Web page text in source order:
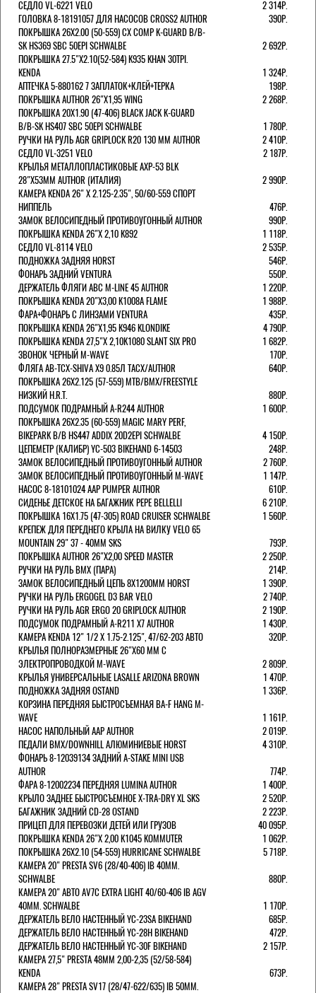
СЕДЛО VL-6221 VELO
2 314Р.
ГОЛОВКА 8-18191057 ДЛЯ НАСОСОВ CROSS2 AUTHOR
390Р.
ПОКРЫШКА 26X2.00 (50-559) CX COMP K-GUARD B/B-
SK HS369 SBC 50EPI SCHWALBE
2 692Р.
ПОКРЫШКА 27.5"Х2.10(52-584) K935 KHAN 30TPI.
KENDA
1 324Р.
АПТЕЧКА 5-880162 7 ЗАПЛАТОК+КЛЕЙ+ТЕРКА
198Р.
ПОКРЫШКА AUTHOR 26"Х1,95 WING
2 268Р.
ПОКРЫШКА 20X1.90 (47-406) BLACK JACK K-GUARD
B/B-SK HS407 SBC 50EPI SCHWALBE
1 780Р.
РУЧКИ НА РУЛЬ AGR GRIPLOCK R20 130 ММ AUTHOR
2 410Р.
СЕДЛО VL-3251 VELO
2 187Р.
КРЫЛЬЯ МЕТАЛЛОПЛАСТИКОВЫЕ AXP-53 BLK
28"Х53ММ AUTHOR (ИТАЛИЯ)
2 990Р.
КАМЕРА KENDA 26" Х 2.125-2.35", 50/60-559 СПОРТ
НИППЕЛЬ
476Р.
ЗАМОК ВЕЛОСИПЕДНЫЙ ПРОТИВОУГОННЫЙ AUTHOR
990Р.
ПОКРЫШКА KENDA 26"Х 2,10 K892
1 118Р.
СЕДЛО VL-8114 VELO
2 535Р.
ПОДНОЖКА ЗАДНЯЯ HORST
546Р.
ФОНАРЬ ЗАДНИЙ VENTURA
550Р.
ДЕРЖАТЕЛЬ ФЛЯГИ АВС M-LINE 45 AUTHOR
1 220Р.
ПОКРЫШКА KENDA 20"Х3,00 K1008A FLAME
1 988Р.
ФАРА+ФОНАРЬ С ЛИНЗАМИ VENTURA
435Р.
ПОКРЫШКА KENDA 26"Х1,95 K946 KLONDIKE
4 790Р.
ПОКРЫШКА KENDA 27,5"Х 2,10K1080 SLANT SIX PRO
1 682Р.
ЗВОНОК ЧЕРНЫЙ M-WAVE
170Р.
ФЛЯГА AB-TCX-SHIVA X9 0.85Л TACX/AUTHOR
640Р.
ПОКРЫШКА 26X2.125 (57-559) MTB/BMX/FREESTYLE
НИЗКИЙ H.R.T.
880Р.
ПОДСУМОК ПОДРАМНЫЙ A-R244 AUTHOR
1 600Р.
ПОКРЫШКА 26X2.35 (60-559) MAGIC MARY PERF,
BIKEPARK B/B HS447 ADDIX 20D2EPI SCHWALBE
4 150Р.
ЦЕПЕМЕТР (КАЛИБР) YC-503 BIKEHAND 6-14503
248Р.
ЗАМОК ВЕЛОСИПЕДНЫЙ ПРОТИВОУГОННЫЙ AUTHOR
2 760Р.
ЗАМОК ВЕЛОСИПЕДНЫЙ ПРОТИВОУГОННЫЙ M-WAVE
1 147Р.
НАСОС 8-18101024 AAP PUMPER AUTHOR
610Р.
СИДЕНЬЕ ДЕТСКОЕ НА БАГАЖНИК PEPE BELLELLI
6 210Р.
ПОКРЫШКА 16X1.75 (47-305) ROAD CRUISER SCHWALBE
1 560Р.
КРЕПЕЖ ДЛЯ ПЕРЕДНЕГО КРЫЛА НА ВИЛКУ VELO 65
MOUNTAIN 29" 37 - 40ММ SKS
793Р.
ПОКРЫШКА AUTHOR 26"Х2,00 SPEED MASTER
2 250Р.
РУЧКИ НА РУЛЬ BMX (ПАРА)
214Р.
ЗАМОК ВЕЛОCИПЕДНЫЙ ЦЕПЬ 8Х1200ММ HORST
1 390Р.
РУЧКИ НА РУЛЬ ERGOGEL D3 BAR VELO
2 740Р.
РУЧКИ НА РУЛЬ AGR ERGO 20 GRIPLOCK AUTHOR
2 190Р.
ПОДСУМОК ПОДРАМНЫЙ A-R211 X7 AUTHOR
1 430Р.
КАМЕРА KENDA 12" 1/2 Х 1.75-2.125", 47/62-203 АВТО
320Р.
КРЫЛЬЯ ПОЛНОРАЗМЕРНЫЕ 26"Х60 ММ С
ЭЛЕКТРОПРОВОДКОЙ M-WAVE
2 809Р.
КРЫЛЬЯ УНИВЕРСАЛЬНЫЕ LASALLE ARIZONA BROWN
1 470Р.
ПОДНОЖКА ЗАДНЯЯ OSTAND
1 336Р.
КОРЗИНА ПЕРЕДНЯЯ БЫСТРОСЪЕМНАЯ BA-F HANG M-
WAVE
1 161Р.
НАСОС НАПОЛЬНЫЙ AAP AUTHOR
2 019Р.
ПЕДАЛИ BMX/DOWNHILL АЛЮМИНИЕВЫЕ HORST
4 310Р.
ФОНАРЬ 8-12039134 ЗАДНИЙ A-STAKE MINI USB
AUTHOR
774Р.
ФАРА 8-12002234 ПЕРЕДНЯЯ LUMINA AUTHOR
1 400Р.
КРЫЛО ЗАДНЕЕ БЫСТРОСЪЕМНОЕ X-TRA-DRY XL SKS
2 520Р.
БАГАЖНИК ЗАДНИЙ CD-28 OSTAND
2 223Р.
ПРИЦЕП ДЛЯ ПЕРЕВОЗКИ ДЕТЕЙ ИЛИ ГРУЗОВ
40 095Р.
ПОКРЫШКА KENDA 26"Х 2,00 K1045 KOMMUTER
1 062Р.
ПОКРЫШКА 26X2.10 (54-559) HURRICANE SCHWALBE
5 718Р.
КАМЕРА 20" PRESTA SV6 (28/40-406) IB 40MM.
SCHWALBE
880Р.
КАМЕРА 20" АВТО AV7C EXTRA LIGHT 40/60-406 IB AGV
40MM. SCHWALBE
1 170Р.
ДЕРЖАТЕЛЬ ВЕЛО НАСТЕННЫЙ YC-23SA BIKEHAND
685Р.
ДЕРЖАТЕЛЬ ВЕЛО НАСТЕННЫЙ YC-28H BIKEHAND
472Р.
ДЕРЖАТЕЛЬ ВЕЛО НАСТЕННЫЙ YC-30F BIKEHAND
2 157Р.
КАМЕРА 27,5" PRESTA 48ММ 2,00-2,35 (52/58-584)
KENDA
673Р.
КАМЕРА 28" PRESTA SV17 (28/47-622/635) IB 50MM.